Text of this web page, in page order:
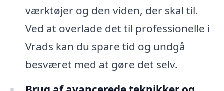
værktøjer og den viden, der skal til.
Ved at overlade det til professionelle i
Vrads kan du spare tid og undgå
besværet med at gøre det selv.